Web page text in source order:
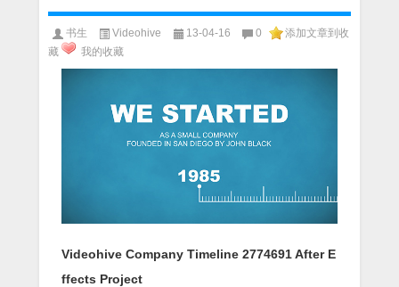
书生 Videohive 13-04-16 0
添加文章到收
藏
我的收藏
Videohive Company Timeline 2774691 After E
ffects Project